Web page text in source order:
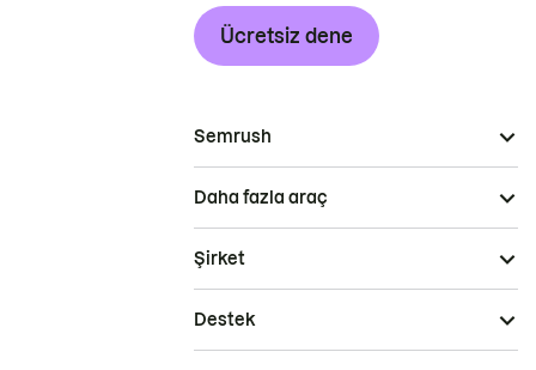
Ücretsiz dene
Semrush
Daha fazla araç
Şirket
Destek